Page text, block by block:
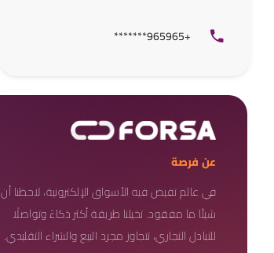
+965965*******
عن فرصة
في عالم تفيض فيه الأسواق الإلكترونية، لاحظنا أن
شيئًا ما مفقود. تخيلنا طريقة أكثر ذكاءً وتواصلًا
للتبادل التجاري، تتجاوز مجرد البيع والشراء التقليدي.